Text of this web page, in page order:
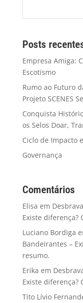
Posts
Empresa Amiga:
Escotismo
Rumo ao Futuro
Projeto SCENES
Conquista
os Selos Doar,
Ciclo de Impacto
Governança
Comentários
Elisa em
Existe diferença?
Luciano Bordiga
Bandeirantes –
resumo.
Erika em
Existe diferença?
Tito Lívio